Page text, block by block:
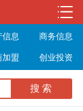
信息 商务信息
加盟 创业投资
健身 最新资讯